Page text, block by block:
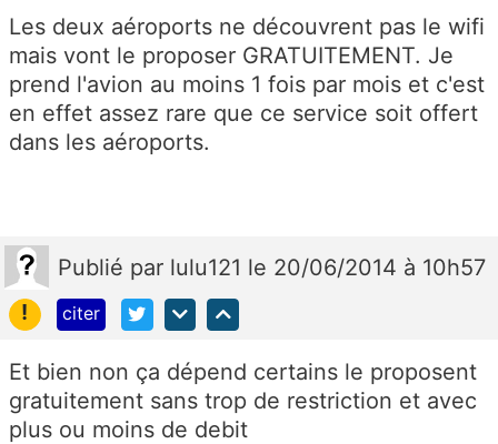
Les deux aéroports ne découvrent pas le wifi
mais vont le proposer GRATUITEMENT. Je
prend l'avion au moins 1 fois par mois et c'est
en effet assez rare que ce service soit offert
dans les aéroports.
Publié par lulu121 le 20/06/2014 à 10h57
!
citer
Et bien non ça dépend certains le proposent
gratuitement sans trop de restriction et avec
plus ou moins de debit